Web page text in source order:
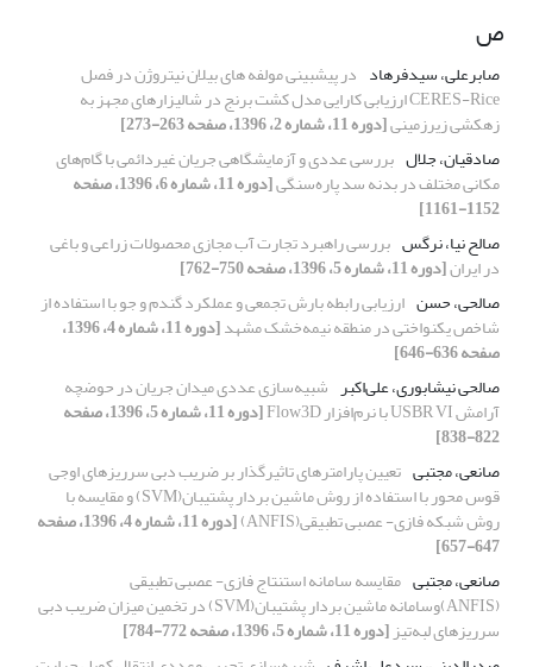
ص
صابرعلی، سیدفرهاد در پیشبینی مولفه های بیلان نیتروژن در فصل
CERES-Rice ارزیابی کارایی مدل کشت برنج در شالیزارهای مجهز به
زهکشی زیرزمینی[دوره 11، شماره 2، 1396، صفحه 263-273]
صادقیان، جلال بررسی عددی و آزمایشگاهی جریان غیردائمی با گام‌های
مکانی مختلف در بدنه سد پاره‌سنگی [دوره 11، شماره 6، 1396، صفحه
1152-1161]
صالح نیا، نرگس بررسی راهبرد تجارت آب مجازی محصولات زراعی و باغی
در ایران[دوره 11، شماره 5، 1396، صفحه 750-762]
صالحی، حسن ارزیابی رابطه بارش تجمعی و عملکرد گندم و جو با استفاده از
شاخص یکنواختی در منطقه نیمه‌خشک مشهد [دوره 11، شماره 4، 1396،
صفحه 636-646]
صالحی نیشابوری، علی‌اکبر شبیه‌سازی عددی میدان جریان در حوضچه
آرامش USBR VI با نرم‌افزار Flow3D [دوره 11، شماره 5، 1396، صفحه
822-838]
صانعی، مجتبی تعیین پارامترهای تاثیرگذار بر ضریب دبی سرریزهای اوجی
قوس محور با استفاده از روش ماشین بردار پشتیبان(SVM) و مقایسه با
روش شبکه فازی- عصبی تطبیقی(ANFIS) [دوره 11، شماره 4، 1396، صفحه
647-657]
صانعی، مجتبی مقایسه سامانه استنتاج فازی- عصبی تطبیقی
(ANFIS)وسامانه ماشین بردار پشتیبان(SVM) در تخمین میزان ضریب دبی
سرریزهای لبه‌تیز[دوره 11، شماره 5، 1396، صفحه 772-784]